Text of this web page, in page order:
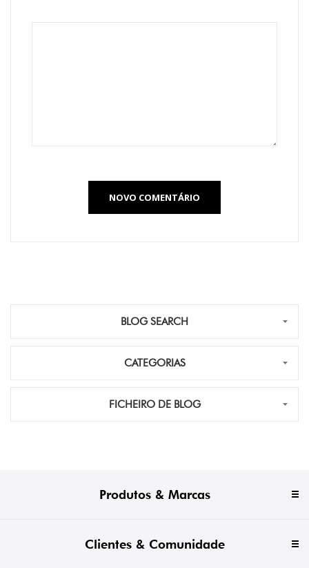
NOVO COMENTÁRIO
BLOG SEARCH
CATEGORIAS
FICHEIRO DE BLOG
Produtos & Marcas
Clientes & Comunidade